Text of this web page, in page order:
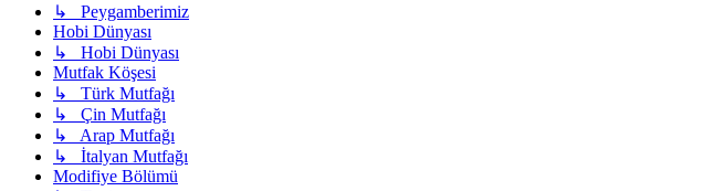
↳ Peygamberimiz
Hobi Dünyası
↳ Hobi Dünyası
Mutfak Köşesi
↳ Türk Mutfağı
↳ Çin Mutfağı
↳ Arap Mutfağı
↳ İtalyan Mutfağı
Modifiye Bölümü